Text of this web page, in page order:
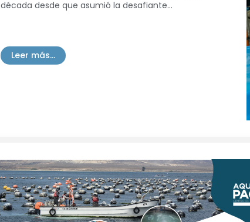
década desde que asumió la desafiante...
Leer más...